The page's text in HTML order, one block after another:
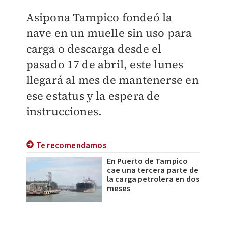
Asipona Tampico fondeó la
nave en un muelle sin uso para
carga o descarga desde el
pasado 17 de abril, este lunes
llegará al mes de mantenerse en
ese estatus y la espera de
instrucciones.
Te recomendamos
En Puerto de Tampico
cae una tercera parte de
la carga petrolera en dos
meses